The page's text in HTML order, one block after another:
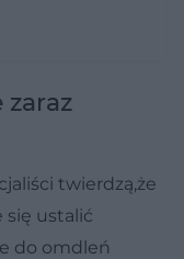
zaraz
twierdzą,że
się ustalić
do omdleń